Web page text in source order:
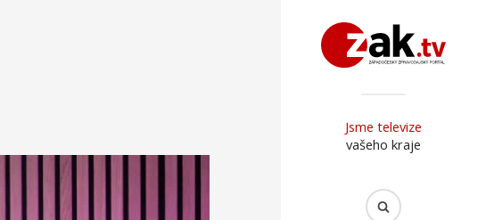
Jsme televize
vašeho kraje